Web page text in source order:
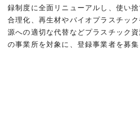
録制度に全面リニューアルし、使い
合理化、再生材やバイオプラスチッ
源への適切な代替などプラスチック
の事業所を対象に、登録事業者を募集